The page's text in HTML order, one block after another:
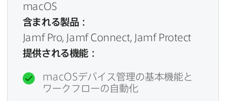
macOS
含まれる​製品：
Jamf Pro, Jamf Connect, Jamf Protect
提供される​機能：
macOSデバイス管理の​基本機能と​
ワークフローの​自動化